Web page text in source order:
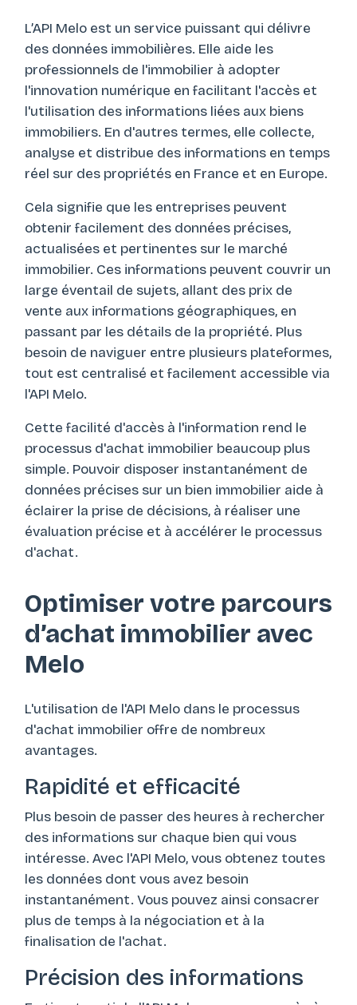
L’API Melo est un service puissant qui délivre
des données immobilières. Elle aide les
professionnels de l'immobilier à adopter
l'innovation numérique en facilitant l'accès et
l'utilisation des informations liées aux biens
immobiliers. En d'autres termes, elle collecte,
analyse et distribue des informations en temps
réel sur des propriétés en France et en Europe.
Cela signifie que les entreprises peuvent
obtenir facilement des données précises,
actualisées et pertinentes sur le marché
immobilier. Ces informations peuvent couvrir un
large éventail de sujets, allant des prix de
vente aux informations géographiques, en
passant par les détails de la propriété. Plus
besoin de naviguer entre plusieurs plateformes,
tout est centralisé et facilement accessible via
l'API Melo.
Cette facilité d'accès à l'information rend le
processus d'achat immobilier beaucoup plus
simple. Pouvoir disposer instantanément de
données précises sur un bien immobilier aide à
éclairer la prise de décisions, à réaliser une
évaluation précise et à accélérer le processus
d'achat.
Optimiser votre parcours
d’achat immobilier avec
Melo
L'utilisation de l'API Melo dans le processus
d'achat immobilier offre de nombreux
avantages.
Rapidité et efficacité
Plus besoin de passer des heures à rechercher
des informations sur chaque bien qui vous
intéresse. Avec l'API Melo, vous obtenez toutes
les données dont vous avez besoin
instantanément. Vous pouvez ainsi consacrer
plus de temps à la négociation et à la
finalisation de l'achat.
Précision des informations